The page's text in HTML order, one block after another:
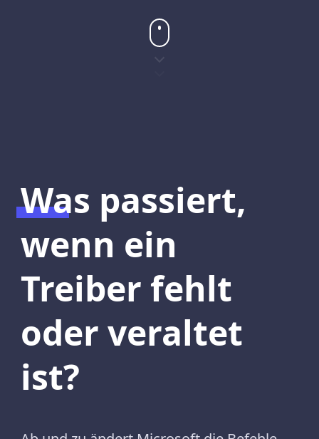
Was passiert,
wenn ein
Treiber fehlt
oder veraltet
ist?